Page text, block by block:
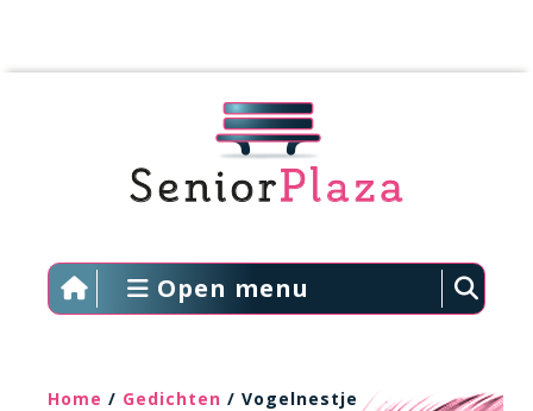
Open menu
Home / Gedichten / Vogelnestje